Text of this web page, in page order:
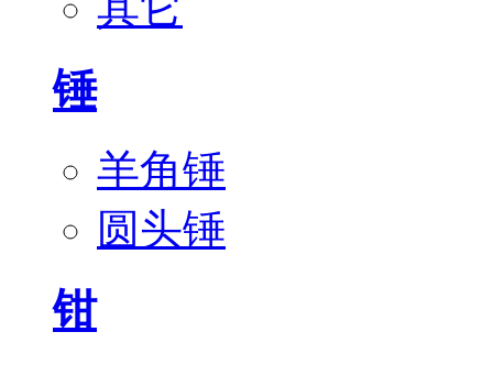
锤
羊角锤
圆头锤
钳